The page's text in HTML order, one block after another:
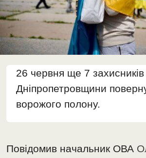
26 червня ще 7 захисників
Дніпропетровщини
ворожого полону.
Повідомив начальник ОВА